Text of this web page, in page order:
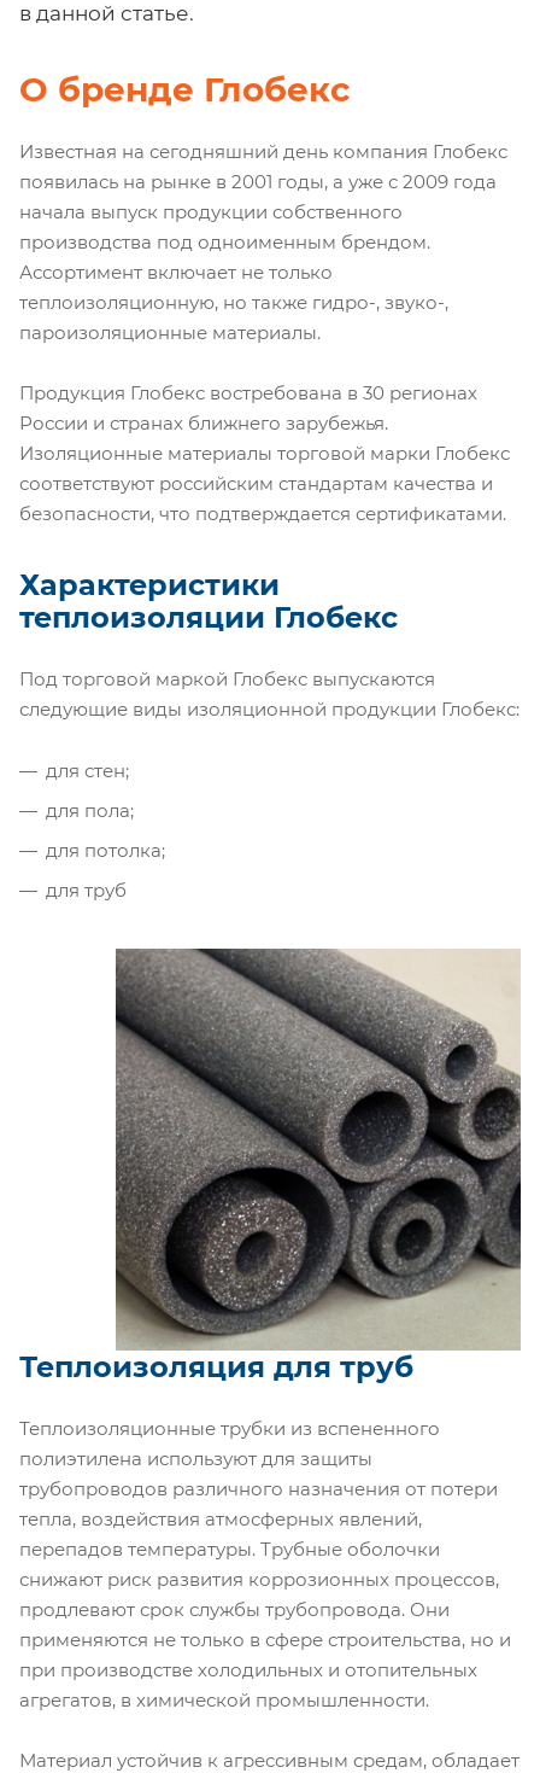
в данной статье.
О бренде Глобекс
Известная на сегодняшний день компания Глобекс
появилась на рынке в 2001 годы, а уже с 2009 года
начала выпуск продукции собственного
производства под одноименным брендом.
Ассортимент включает не только
теплоизоляционную, но также гидро-, звуко-,
пароизоляционные материалы.
Продукция Глобекс востребована в 30 регионах
России и странах ближнего зарубежья.
Изоляционные материалы торговой марки Глобекс
соответствуют российским стандартам качества и
безопасности, что подтверждается сертификатами.
Характеристики
теплоизоляции Глобекс
Под торговой маркой Глобекс выпускаются
следующие виды изоляционной продукции Глобекс:
для стен;
для пола;
для потолка;
для труб
Теплоизоляция для труб
Теплоизоляционные трубки из вспененного
полиэтилена используют для защиты
трубопроводов различного назначения от потери
тепла, воздействия атмосферных явлений,
перепадов температуры. Трубные оболочки
снижают риск развития коррозионных процессов,
продлевают срок службы трубопровода. Они
применяются не только в сфере строительства, но и
при производстве холодильных и отопительных
агрегатов, в химической промышленности.
Материал устойчив к агрессивным средам, обладает